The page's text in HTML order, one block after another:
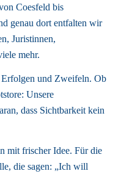
Coesfeld bis
genau dort entfalten wir
Juristinnen,
mehr.
Erfolgen und Zweifeln. Ob
Unsere
dass Sichtbarkeit kein
mit frischer Idee. Für die
die sagen: „Ich will